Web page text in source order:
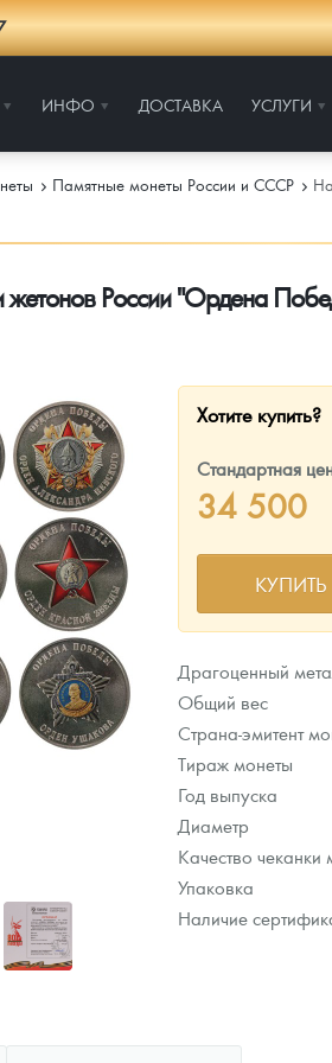
ИНФО ДОСТАВКА УСЛУГИ
платины на 2026 год
Памятные монеты России и СССР
жетонов России "Ордена
Хотите купить?
Стандартная
34 500
КУПИТЬ
Драгоценный
Общий вес
Страна-эмитент
Тираж монеты
Год выпуска
Диаметр
Качество чеканки
Упаковка
Наличие